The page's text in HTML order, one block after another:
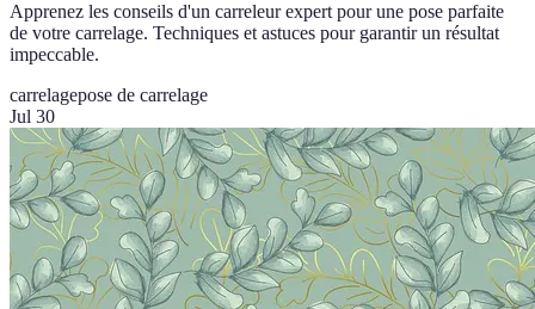
Apprenez les conseils d'un carreleur expert pour une pose parfaite
de votre carrelage. Techniques et astuces pour garantir un résultat
impeccable.
carrelagepose de carrelage
Jul 30